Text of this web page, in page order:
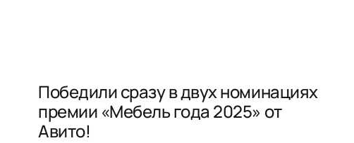
Победили сразу в двух номинациях
премии «Мебель года 2025» от
Авито!